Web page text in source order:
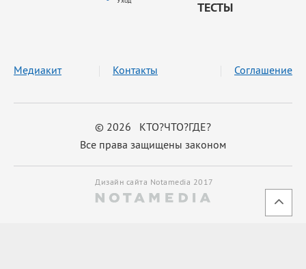
ТЕСТЫ
© 2026 КТО?ЧТО?ГДЕ?
Все права защищены законом
Медиакит Контакты Соглашение
Дизайн сайта Notamedia 2017